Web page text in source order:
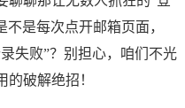
是每次点开邮箱页面，
失败”？别担心，咱们不光
破解绝招！